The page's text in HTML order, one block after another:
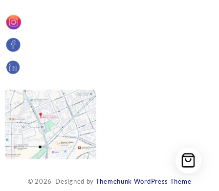
© 2026 Designed by Themehunk WordPress Theme